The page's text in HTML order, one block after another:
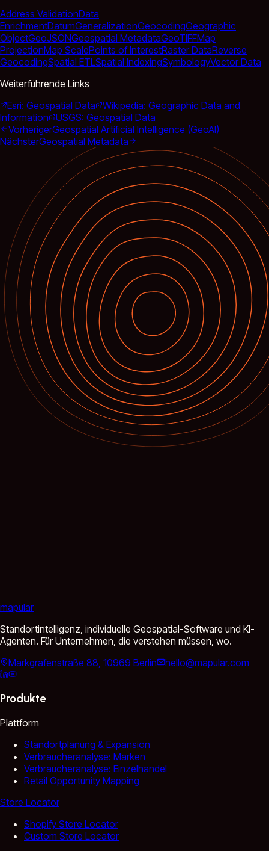
Address ValidationData
EnrichmentDatumGeneralizationGeocodingGeographic
ObjectGeoJSONGeospatial MetadataGeoTIFFMap
ProjectionMap ScalePoints of InterestRaster DataReverse
GeocodingSpatial ETLSpatial IndexingSymbologyVector Data
Weiterführende Links
Esri: Geospatial Data
Wikipedia: Geographic Data and
Information
USGS: Geospatial Data
VorherigerGeospatial Artificial Intelligence (GeoAI)
NächsterGeospatial Metadata
mapular
Standortintelligenz, individuelle Geospatial-Software und KI-
Agenten. Für Unternehmen, die verstehen müssen, wo.
Markgrafenstraße 88, 10969 Berlin
hello@mapular.com
Produkte
Plattform
Standortplanung & Expansion
Verbraucheranalyse: Marken
Verbraucheranalyse: Einzelhandel
Retail Opportunity Mapping
Store Locator
Shopify Store Locator
Custom Store Locator